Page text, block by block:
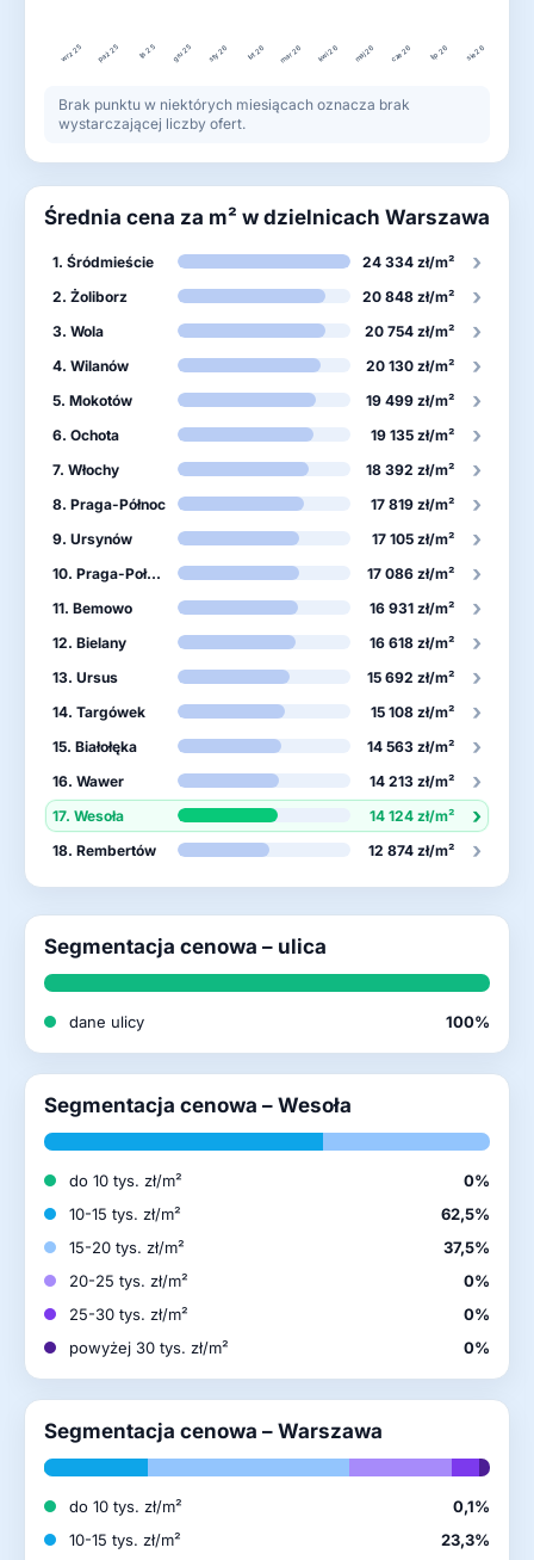
wrz 25 paź 25 lis 25 gru 25 sty 26 lut 26 mar 26 kwi 26 maj 26 cze 26 lip 26 sie 26
Brak punktu w niektórych miesiącach oznacza brak
wystarczającej liczby ofert.
Średnia cena za m² w dzielnicach Warszawa
1. Śródmieście 24 334 zł/m² ›
2. Żoliborz 20 848 zł/m² ›
3. Wola 20 754 zł/m² ›
4. Wilanów 20 130 zł/m² ›
5. Mokotów 19 499 zł/m² ›
6. Ochota 19 135 zł/m² ›
7. Włochy 18 392 zł/m² ›
8. Praga-Północ 17 819 zł/m² ›
9. Ursynów 17 105 zł/m² ›
10. Praga-Południe 17 086 zł/m² ›
11. Bemowo 16 931 zł/m² ›
12. Bielany 16 618 zł/m² ›
13. Ursus 15 692 zł/m² ›
14. Targówek 15 108 zł/m² ›
15. Białołęka 14 563 zł/m² ›
16. Wawer 14 213 zł/m² ›
17. Wesoła 14 124 zł/m² ›
18. Rembertów 12 874 zł/m² ›
Segmentacja cenowa – ulica
dane ulicy 100%
Segmentacja cenowa – Wesoła
do 10 tys. zł/m²
0%
10-15 tys. zł/m²
62,5%
15-20 tys. zł/m²
37,5%
20-25 tys. zł/m²
0%
25-30 tys. zł/m²
0%
powyżej 30 tys. zł/m²
0%
Segmentacja cenowa – Warszawa
do 10 tys. zł/m²
0,1%
10-15 tys. zł/m²
23,3%